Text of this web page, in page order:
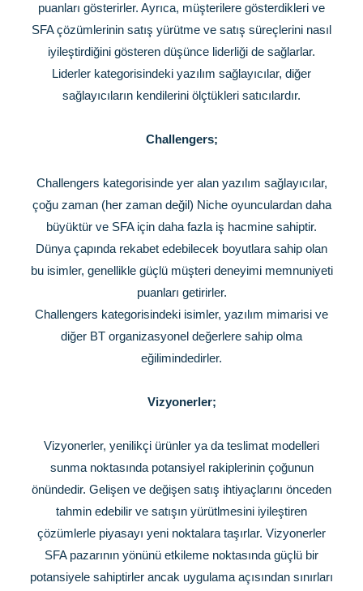
puanları gösterirler. Ayrıca, müşterilere gösterdikleri ve
SFA çözümlerinin satış yürütme ve satış süreçlerini nasıl
iyileştirdiğini gösteren düşünce liderliği de sağlarlar.
Liderler kategorisindeki yazılım sağlayıcılar, diğer
sağlayıcıların kendilerini ölçtükleri satıcılardır.
Challengers;
Challengers kategorisinde yer alan yazılım sağlayıcılar,
çoğu zaman (her zaman değil) Niche oyunculardan daha
büyüktür ve SFA için daha fazla iş hacmine sahiptir.
Dünya çapında rekabet edebilecek boyutlara sahip olan
bu isimler, genellikle güçlü müşteri deneyimi memnuniyeti
puanları getirirler.
Challengers kategorisindeki isimler, yazılım mimarisi ve
diğer BT organizasyonel değerlere sahip olma
eğilimindedirler.
Vizyonerler;
Vizyonerler, yenilikçi ürünler ya da teslimat modelleri
sunma noktasında potansiyel rakiplerinin çoğunun
önündedir. Gelişen ve değişen satış ihtiyaçlarını önceden
tahmin edebilir ve satışın yürütlmesini iyileştiren
çözümlerle piyasayı yeni noktalara taşırlar. Vizyonerler
SFA pazarının yönünü etkileme noktasında güçlü bir
potansiyele sahiptirler ancak uygulama açısından sınırları